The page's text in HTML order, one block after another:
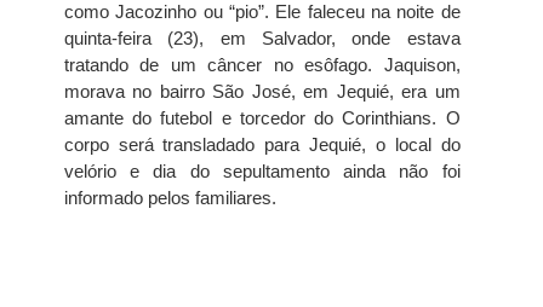
como Jacozinho ou “pio”. Ele faleceu na noite de
quinta-feira (23), em Salvador, onde estava
tratando de um câncer no esôfago. Jaquison,
morava no bairro São José, em Jequié, era um
amante do futebol e torcedor do Corinthians. O
corpo será transladado para Jequié, o local do
velório e dia do sepultamento ainda não foi
informado pelos familiares.